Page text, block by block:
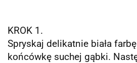
KROK 1.
Spryskaj delikatnie biała
końcówkę suchej gąbki.